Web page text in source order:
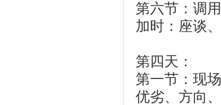
第六节：调
加时：座谈
第四天：
第一节：现
优劣、方向